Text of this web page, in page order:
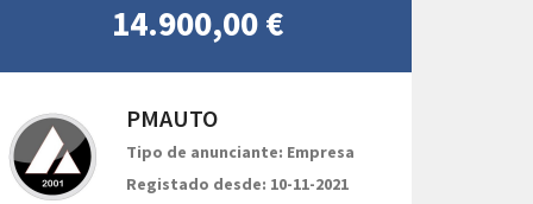
14.900,00 €
PMAUTO
Tipo de anunciante: Empresa
Registado desde: 10-11-2021